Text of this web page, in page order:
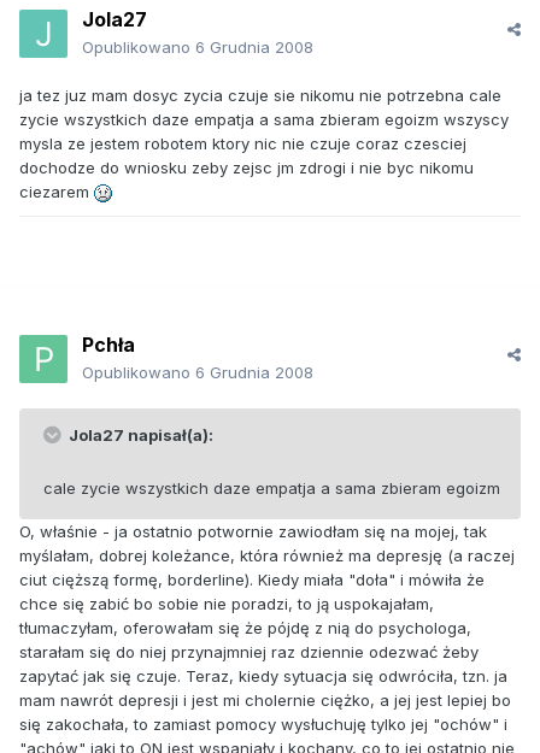
Jola27
Opublikowano 6 Grudnia 2008
ja tez juz mam dosyc zycia czuje sie nikomu nie potrzebna cale
zycie wszystkich daze empatja a sama zbieram egoizm wszyscy
mysla ze jestem robotem ktory nic nie czuje coraz czesciej
dochodze do wniosku zeby zejsc jm zdrogi i nie byc nikomu
ciezarem
Pchła
Opublikowano 6 Grudnia 2008
Jola27 napisał(a):
cale zycie wszystkich daze empatja a sama zbieram egoizm
O, właśnie - ja ostatnio potwornie zawiodłam się na mojej, tak
myślałam, dobrej koleżance, która również ma depresję (a raczej
ciut cięższą formę, borderline). Kiedy miała "doła" i mówiła że
chce się zabić bo sobie nie poradzi, to ją uspokajałam,
tłumaczyłam, oferowałam się że pójdę z nią do psychologa,
starałam się do niej przynajmniej raz dziennie odezwać żeby
zapytać jak się czuje. Teraz, kiedy sytuacja się odwróciła, tzn. ja
mam nawrót depresji i jest mi cholernie ciężko, a jej jest lepiej bo
się zakochała, to zamiast pomocy wysłuchuję tylko jej "ochów" i
"achów" jaki to ON jest wspaniały i kochany, co to jej ostatnio nie